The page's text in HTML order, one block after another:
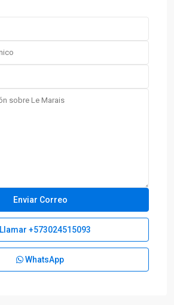
Llamar +573024515093
WhatsApp